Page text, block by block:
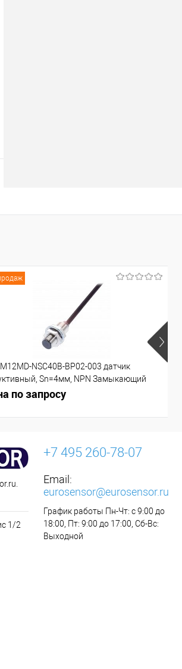
M12MD-NSC40B-BP02-003 датчик
Sn=4мм, NPN Замыкающий
(NO)
по запросу
1/2
+7 495 260-78-07
Email:
eurosensor@eurosensor.ru
График работы Пн-Чт: с 9:00 до
18:00, Пт: 9:00 до 17:00, Сб-Вс:
Выходной